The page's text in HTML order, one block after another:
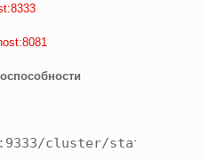
cluster/status